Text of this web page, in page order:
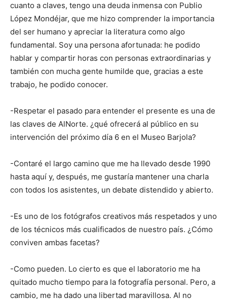
cuanto a claves, tengo una deuda inmensa con Publio
López Mondéjar, que me hizo comprender la importancia
del ser humano y apreciar la literatura como algo
fundamental. Soy una persona afortunada: he podido
hablar y compartir horas con personas extraordinarias y
también con mucha gente humilde que, gracias a este
trabajo, he podido conocer.
-Respetar el pasado para entender el presente es una de
las claves de AlNorte. ¿qué ofrecerá al público en su
intervención del próximo día 6 en el Museo Barjola?
-Contaré el largo camino que me ha llevado desde 1990
hasta aquí y, después, me gustaría mantener una charla
con todos los asistentes, un debate distendido y abierto.
-Es uno de los fotógrafos creativos más respetados y uno
de los técnicos más cualificados de nuestro país. ¿Cómo
conviven ambas facetas?
-Como pueden. Lo cierto es que el laboratorio me ha
quitado mucho tiempo para la fotografía personal. Pero, a
cambio, me ha dado una libertad maravillosa. Al no